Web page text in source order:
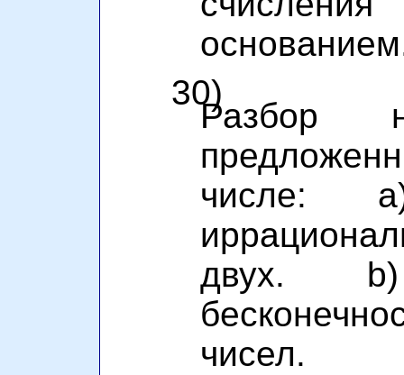
30)
Разбор
числе: a)
двух. b)
чисел.